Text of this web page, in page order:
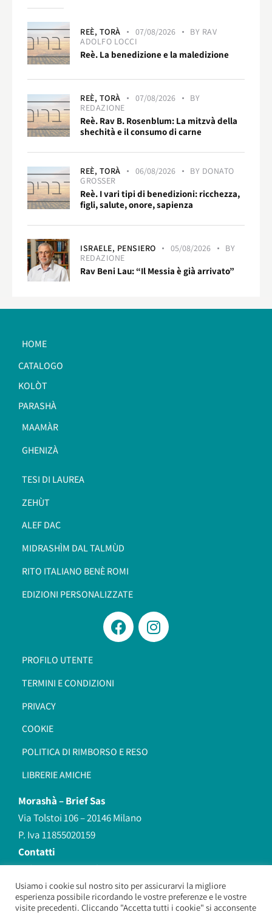
REÈ, TORÀ 07/08/2026 BY RAV
ADOLFO LOCCI
Reè. La benedizione e la maledizione
REÈ, TORÀ 07/08/2026
BY
REDAZIONE
Reè. Rav B. Rosenblum: La mitzvà della
shechità e il consumo di carne
REÈ, TORÀ 06/08/2026 BY DONATO
GROSSER
Reè. I vari tipi di benedizioni: ricchezza,
figli, salute, onore, sapienza
ISRAELE, PENSIERO 05/08/2026
BY
REDAZIONE
Rav Beni Lau: “Il Messia è già arrivato”
HOME
CATALOGO
KOLÒT
PARASHÀ
MAAMÀR
GHENIZÀ
TESI DI LAUREA
ZEHÙT
ALEF DAC
MIDRASHÌM DAL TALMÙD
RITO ITALIANO BENÈ ROMI​
EDIZIONI PERSONALIZZATE
PROFILO UTENTE
TERMINI E CONDIZIONI
PRIVACY
COOKIE
POLITICA DI RIMBORSO E RESO
LIBRERIE AMICHE
Morashà –Brief Sas
Via Tolstoi 106 – 20146 Milano
P. Iva 11855020159
Contatti
redazione@morasha.it
339 8596707
(anche Whatsapp)
Usiamo i cookie sul nostro sito per assicurarvi la migliore
esperienza possibile ricordando le vostre preferenze e le vostre
visite precedenti. Cliccando "Accetta tutti i cookie" si acconsente